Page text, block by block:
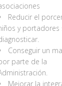
Reducir el
y portadores
Conseguir un
parte de la
Mejorar la